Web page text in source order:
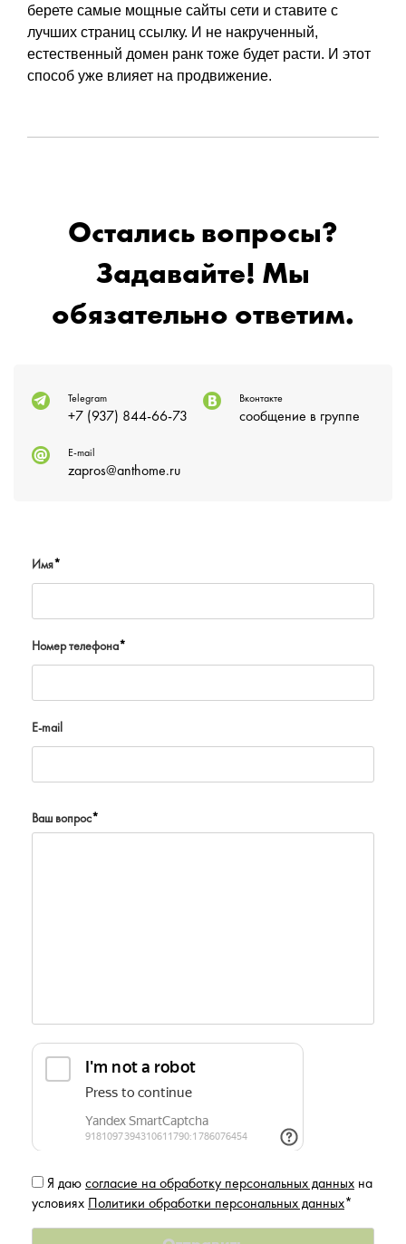
берете самые мощные сайты сети и ставите с
лучших страниц ссылку. И не накрученный,
естественный домен ранк тоже будет расти. И этот
способ уже влияет на продвижение.
Остались вопросы?
Задавайте! Мы
обязательно ответим.
Telegram
+7 (937) 844-66-73
Вконтакте
сообщение в группе
E-mail
zapros@anthome.ru
Имя*
Номер телефона*
E-mail
Ваш вопрос*
Я даю согласие на обработку персональных данных на
условиях Политики обработки персональных данных*